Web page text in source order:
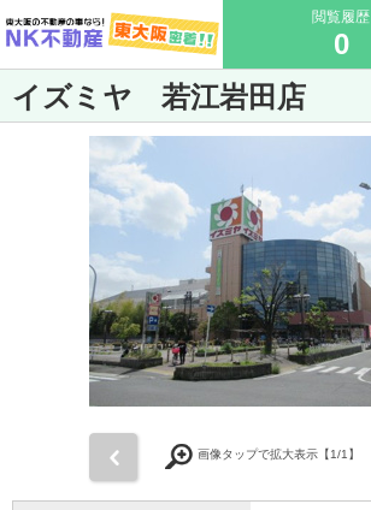
閲覧履歴
0
イズミヤ 若江岩田店
画像タップで拡大表示【1/1】